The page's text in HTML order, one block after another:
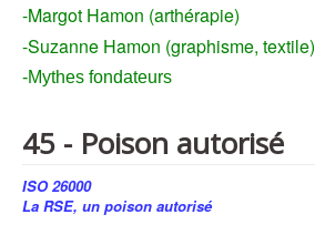
-Margot Hamon (arthérapie)
-Suzanne Hamon (graphisme, textile)
-Mythes fondateurs
45 - Poison autorisé
ISO 26000
La RSE, un poison autorisé